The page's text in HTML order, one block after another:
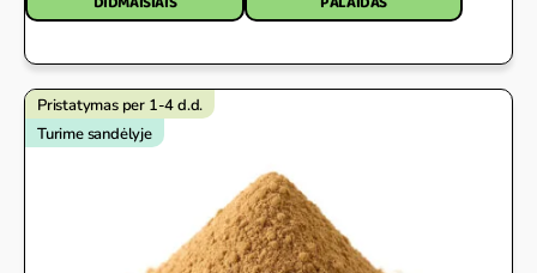
Pristatymas per 1-4 d.d.
Turime sandėlyje